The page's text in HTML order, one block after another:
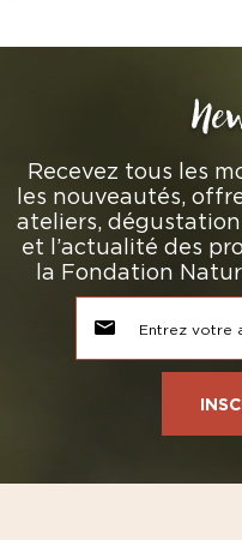
Recevez tous les
les nouveautés,
ateliers,
et l’actualité des
la Fondation